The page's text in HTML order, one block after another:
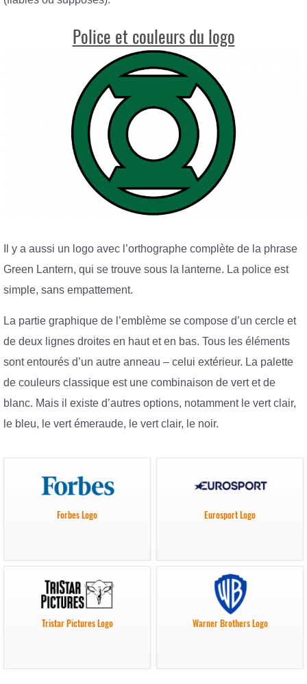
Police et couleurs du logo
Il y a aussi un logo avec l’orthographe complète de la phrase
Green Lantern, qui se trouve sous la lanterne. La police est
simple, sans empattement.
La partie graphique de l’emblème se compose d’un cercle et
de deux lignes droites en haut et en bas. Tous les éléments
sont entourés d’un autre anneau – celui extérieur. La palette
de couleurs classique est une combinaison de vert et de
blanc. Mais il existe d’autres options, notamment le vert clair,
le bleu, le vert émeraude, le vert clair, le noir.
Forbes Logo Eurosport Logo
Tristar Pictures Logo Warner Brothers Logo